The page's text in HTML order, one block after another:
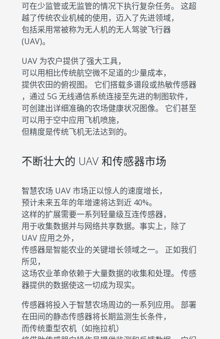
可在少监管或无监管的情况下执行复杂任务。 这超
越了传统农业机械的使用，迈入了先进领域，
包括采用常被称为无人机的无人驾驶飞行器
(UAV)。
UAV 为农户提供了强大工具，
可以用相比传统航空微不足道的少量成本，
提供农田的俯视图。 它们搭载多谱段或热敏传感器
，通过 5G 无线通信系统连接至先进的制图软件，
可创建出详细准确的农场健康状况图像。 它们甚至
可以用于空中应用飞机喷施，
但精度是传统飞机无法达到的。
不断壮大的 UAV 和传感器市场
智慧农场 UAV 市场正以惊人的速度增长，
预计未来五年的年增速将达到近 40%。
这样的扩展需要一系列轻量级互连传感器，
用于收集数据并与网络共享数据。事实上，除了
UAV 应用之外，
传感器是智能农业的关键增长领域之一。 正如我们
所见，
这场农业革命依赖于大量数据的收集和处理。 传感
器提供的数据使这一切成为现实。
传感器将投入于智慧农场周边的一系列应用。 部署
在田间的静态传感器将长期监测生长条件，
而传统重型农机（如拖拉机）